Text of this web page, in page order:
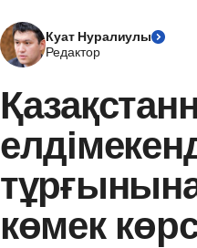
Куат Нуралиулы
Редактор
көмек